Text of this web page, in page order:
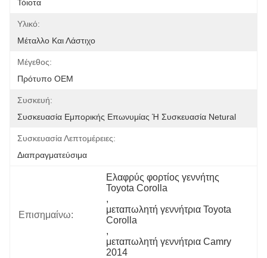
Τόιοτα
Υλικό:
Μέταλλο Και Λάστιχο
Μέγεθος:
Πρότυπο OEM
Συσκευή:
Συσκευασία Εμπορικής Επωνυμίας Ή Συσκευασία Netural
Συσκευασία Λεπτομέρειες:
Διαπραγματεύσιμα
Επισημαίνω:
Ελαφρύς φορτίος γεννήτης
Toyota Corolla
,
μεταπωλητή γεννήτρια Toyota
Corolla
,
μεταπωλητή γεννήτρια Camry
2014